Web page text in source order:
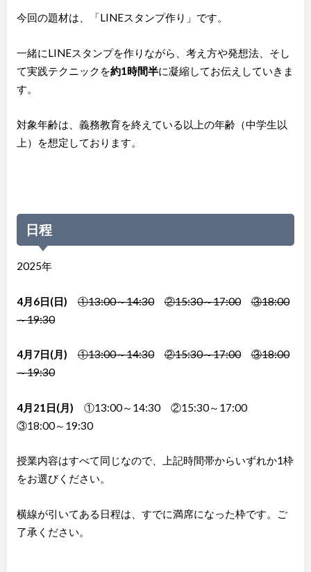
今回の題材は、「LINEスタンプ作り」です。
一緒にLINEスタンプを作りながら、考え方や発想法、そし
て実践テクニックを約1時間半に凝縮してお伝えしていきま
す。
対象年齢は、義務教育を終えている以上の年齢（中学生以
上）を想定しております。
日程
2025年
4月6日(日) ①13:00～14:30 ②15:30～17:00
③18:00
～19:30
4月7日(月) ①13:00～14:30 ②15:30～17:00
③18:00
～19:30
4月21日(月) ①13:00～14:30 ②15:30～17:00
③18:00～19:30
授業内容はすべて同じなので、上記時間帯からいずれか1枠
をお選びください。
横線が引いてある日程は、すでに満席になった枠です。ご
了承ください。